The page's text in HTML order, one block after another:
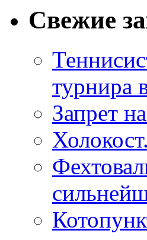
Свежие
турнира
Запрет